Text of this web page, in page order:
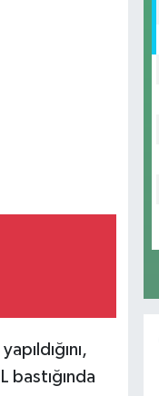
bastığında